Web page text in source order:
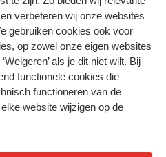
verbeteren wij onze websites
gebruiken cookies ook voor
op zowel onze eigen websites
als je dit niet wilt. Bij
functionele cookies die
functioneren van de
website wijzigen op de
ALLES SAMEN